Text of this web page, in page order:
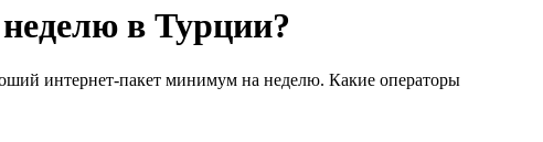
в Турции?
интернет-пакет минимум на неделю. Какие операторы